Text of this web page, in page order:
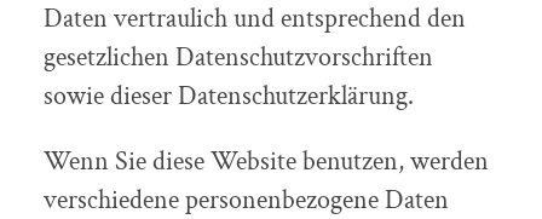
Daten vertraulich und entsprechend den
gesetzlichen Datenschutzvorschriften
sowie dieser Datenschutzerklärung.
Wenn Sie diese Website benutzen, werden
verschiedene personenbezogene Daten